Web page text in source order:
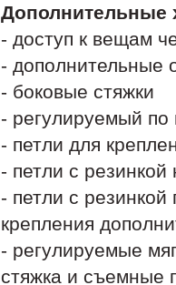
Дополнительные
- доступ к вещам
- дополнительные
- боковые стяжки
- регулируемый по
- петли для
- петли с
- петли с
крепления
- регулируемые
стяжка и съемные